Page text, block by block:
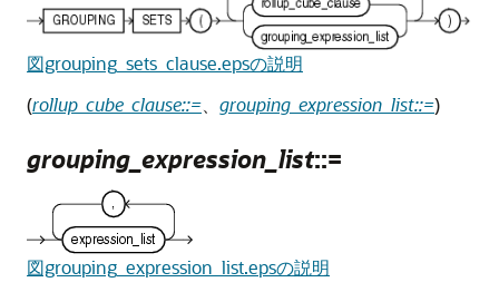
図grouping_sets_clause.epsの説明
(rollup_cube_clause::= grouping_expression_list::=)
grouping_expression_list::=
図grouping_expression_list.epsの説明